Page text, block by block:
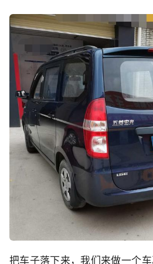
把车子落下来，我们来做一个车